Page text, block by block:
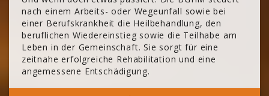
nach einem Arbeits- oder Wegeunfall sowie bei
einer Berufskrankheit die Heilbehandlung, den
beruflichen Wiedereinstieg sowie die Teilhabe am
Leben in der Gemeinschaft. Sie sorgt für eine
zeitnahe erfolgreiche Rehabilitation und eine
angemessene Entschädigung.